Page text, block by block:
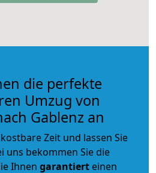
die perfekte
Umzug von
Gablenz an
Zeit und lassen Sie
uns bekommen Sie die
Ihnen garantiert einen